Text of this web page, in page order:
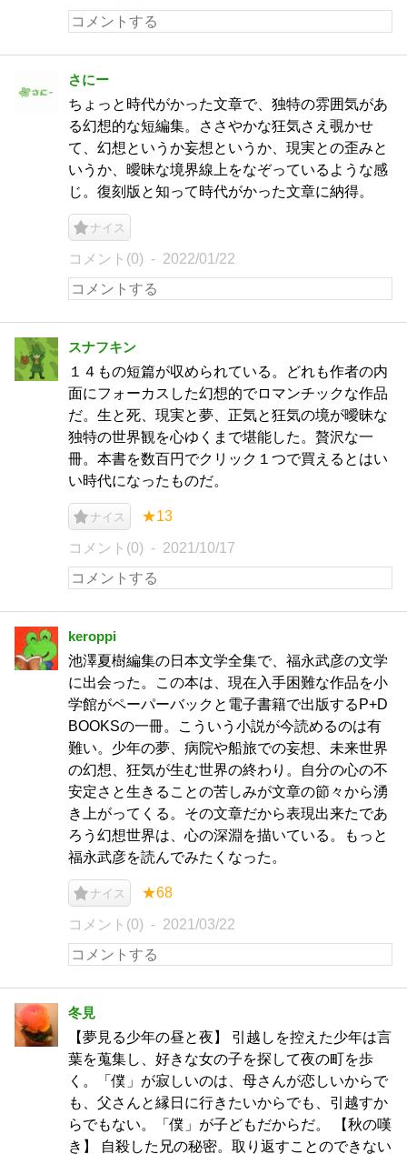
さにー
ちょっと時代がかった文章で、独特の雰囲気があ
る幻想的な短編集。ささやかな狂気さえ覗かせ
て、幻想というか妄想というか、現実との歪みと
いうか、曖昧な境界線上をなぞっているような感
じ。復刻版と知って時代がかった文章に納得。
ナイス
コメント(0) 2022/01/22
スナフキン
１４もの短篇が収められている。どれも作者の内
面にフォーカスした幻想的でロマンチックな作品
だ。生と死、現実と夢、正気と狂気の境が曖昧な
独特の世界観を心ゆくまで堪能した。贅沢な一
冊。本書を数百円でクリック１つで買えるとはい
い時代になったものだ。
ナイス ★13
コメント(0) 2021/10/17
keroppi
池澤夏樹編集の日本文学全集で、福永武彦の文学
に出会った。この本は、現在入手困難な作品を小
学館がペーパーバックと電子書籍で出版するP+D
BOOKSの一冊。こういう小説が今読めるのは有
難い。少年の夢、病院や船旅での妄想、未来世界
の幻想、狂気が生む世界の終わり。自分の心の不
安定さと生きることの苦しみが文章の節々から湧
き上がってくる。その文章だから表現出来たであ
ろう幻想世界は、心の深淵を描いている。もっと
福永武彦を読んでみたくなった。
ナイス ★68
コメント(0) 2021/03/22
冬見
【夢見る少年の昼と夜】 引越しを控えた少年は言
葉を蒐集し、好きな女の子を探して夜の町を歩
く。「僕」が寂しいのは、母さんが恋しいからで
も、父さんと縁日に行きたいからでも、引越すか
らでもない。「僕」が子どもだからだ。 【秋の嘆
き】 自殺した兄の秘密。取り返すことのできない